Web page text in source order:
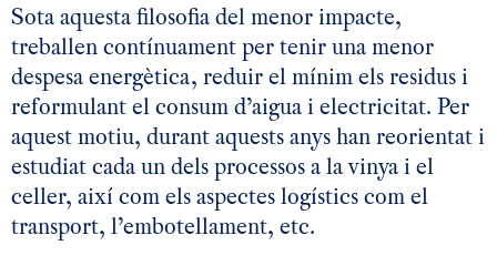
Sota aquesta filosofia del menor impacte,
treballen contínuament per tenir una menor
despesa energètica, reduir el mínim els residus i
reformulant el consum d’aigua i electricitat. Per
aquest motiu, durant aquests anys han reorientat i
estudiat cada un dels processos a la vinya i el
celler, així com els aspectes logístics com el
transport, l’embotellament, etc.